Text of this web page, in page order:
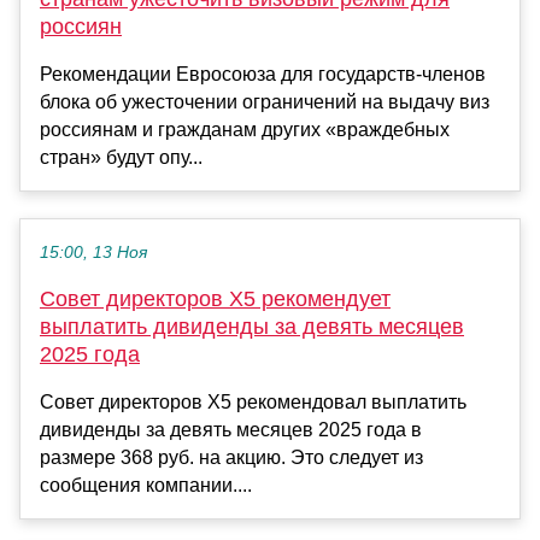
россиян
Рекомендации Евросоюза для государств-членов
блока об ужесточении ограничений на выдачу виз
россиянам и гражданам других «враждебных
стран» будут опу...
15:00, 13 Ноя
Совет директоров X5 рекомендует
выплатить дивиденды за девять месяцев
2025 года
Совет директоров X5 рекомендовал выплатить
дивиденды за девять месяцев 2025 года в
размере 368 руб. на акцию. Это следует из
сообщения компании....